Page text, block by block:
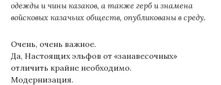
одежды и чины казаков, а также герб и знамена
войсковых казачьих обществ, опубликованы в среду.
Очень, очень важное.
Да, Настоящих эльфов от «занавесочных»
отличить крайне необходимо.
Модернизация.